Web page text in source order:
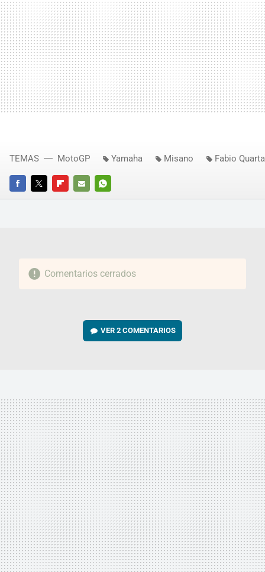
FACEBOOKTWITTERFLIPBOARD
E-
WHATSAPP
TEMAS MotoGP Yamaha Misano Fabio
Comentarios cerrados
VER2 COMENTARIOS